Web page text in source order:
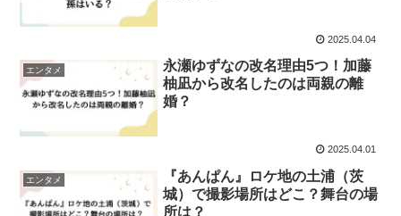
2025.04.04
エンタメ
永瀬ゆずなの改名理由5つ！加藤
柚凪から改名したのは両親の離
婚？
2025.04.01
エンタメ
『あんぱん』ロケ地の土浦（茨
城）で撮影場所はどこ？舞台の場
所は？